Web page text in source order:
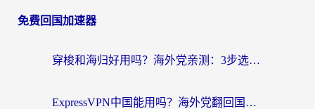
免费回国加速器
穿梭和海归好用吗？海外党亲测：3步选对回国加速器，无缝刷国内剧玩手游
ExpressVPN中国能用吗？海外党翻回国内的加速器选择指南（附番茄加速器实测）